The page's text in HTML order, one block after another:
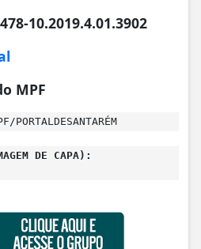
10.2019.4.01.3902
MPF
PORTALDESANTARÉM
DE CAPA):